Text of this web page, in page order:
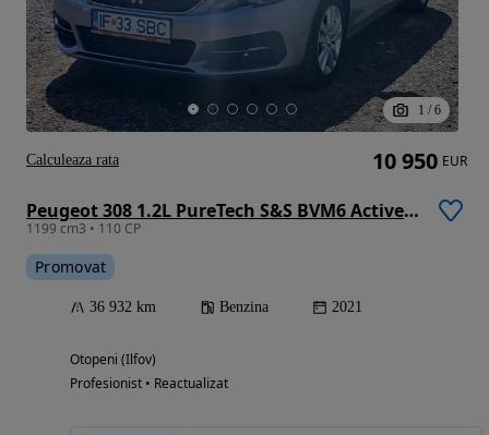
1 / 6
Peugeot 308 1.2L PureTech S&S BVM6 Active Pack
1199 cm3 • 110 CP
Promovat
36 932 km Benzina 2021
Otopeni (Ilfov)
Profesionist • Reactualizat
10 950 EUR
Calculeaza rata